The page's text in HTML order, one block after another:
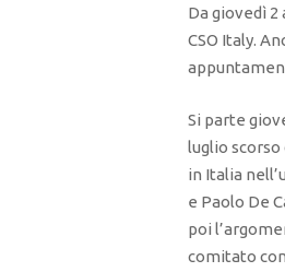
Da giovedì
CSO Italy.
Si parte
luglio
in Italia
e Paolo De
poi
comitato